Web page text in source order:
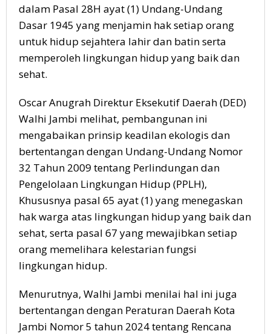
dalam Pasal 28H ayat (1) Undang-Undang
Dasar 1945 yang menjamin hak setiap orang
untuk hidup sejahtera lahir dan batin serta
memperoleh lingkungan hidup yang baik dan
sehat.
Oscar Anugrah Direktur Eksekutif Daerah (DED)
Walhi Jambi melihat, pembangunan ini
mengabaikan prinsip keadilan ekologis dan
bertentangan dengan Undang-Undang Nomor
32 Tahun 2009 tentang Perlindungan dan
Pengelolaan Lingkungan Hidup (PPLH),
Khususnya pasal 65 ayat (1) yang menegaskan
hak warga atas lingkungan hidup yang baik dan
sehat, serta pasal 67 yang mewajibkan setiap
orang memelihara kelestarian fungsi
lingkungan hidup.
Menurutnya, Walhi Jambi menilai hal ini juga
bertentangan dengan Peraturan Daerah Kota
Jambi Nomor 5 tahun 2024 tentang Rencana